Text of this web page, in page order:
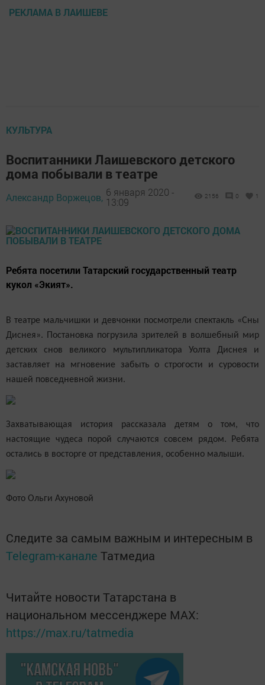
РЕКЛАМА В ЛАИШЕВЕ
КУЛЬТУРА
Воспитанники Лаишевского детского
дома побывали в театре
Александр Воржецов, 6 января 2020 -
13:09
2156 0 1
Ребята посетили Татарский государственный театр
кукол «Экият».
В театре мальчишки и девчонки посмотрели спектакль «Сны
Диснея». Постановка погрузила зрителей в волшебный мир
детских снов великого мультипликатора Уолта Диснея и
заставляет на мгновение забыть о строгости и суровости
нашей повседневной жизни.
Захватывающая история рассказала детям о том, что
настоящие чудеса порой случаются совсем рядом. Ребята
остались в восторге от представления, особенно малыши.
Фото Ольги Ахуновой
Следите за самым важным и интересным в
Telegram-канале Татмедиа
Читайте новости Татарстана в
национальном мессенджере MАХ:
https://max.ru/tatmedia